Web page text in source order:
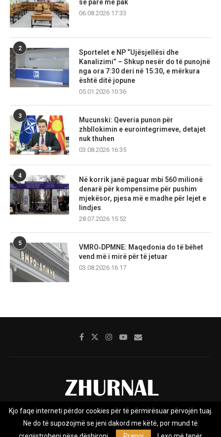
së parë më pak
06.08.2026 17:33
2
Sportelet e NP “Ujësjellësi dhe
Kanalizimi” – Shkup nesër do të punojnë
nga ora 7:30 deri në 15:30, e mërkura
është ditë jopune
05.01.2026 10:36
3
Mucunski: Qeveria punon për
zhbllokimin e eurointegrimeve, detajet
nuk thuhen
03.08.2026 16:35
4
Në korrik janë paguar mbi 560 milionë
denarë për kompensime për pushim
mjekësor, pjesa më e madhe për lejet e
lindjes
28.07.2026 15:52
5
VMRO‑DPMNE: Maqedonia do të bëhet
vend më i mirë për të jetuar
03.08.2026 16:17
Rreth nesh Impresumi Marketing
Privacy Policy
Kjo faqe interneti përdor cookies për të përmirësuar përvojën tuaj.
Ne do të supozojmë se jeni dakord me këtë, por mund të